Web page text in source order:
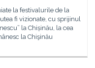
la festivalurile de la
fi vizionate, cu sprijinul
la Chișinău, la cea
la Chişinău